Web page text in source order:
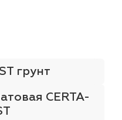
грунт
CERTA-